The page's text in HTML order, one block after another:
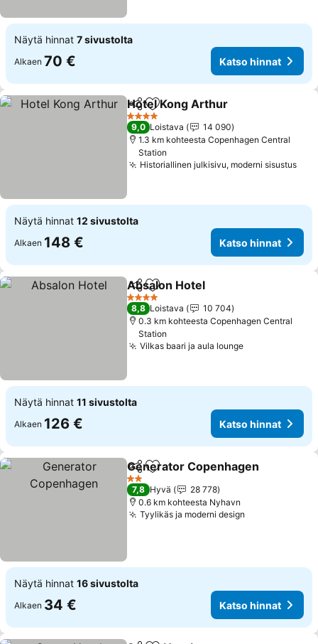
Näytä hinnat 7 sivustolta
Alkaen 70 € Katso hinnat
Jaa Lisää suosikkeihin
Hotel Kong Arthur
4 Tähtiluokitus
9,0 Loistava
14 090
1.3 km kohteesta Copenhagen Central
Station
Historiallinen julkisivu, moderni sisustus
Näytä hinnat 12 sivustolta
Alkaen 148 € Katso hinnat
Jaa Lisää suosikkeihin
Absalon Hotel
4 Tähtiluokitus
8,8 Loistava
10 704
0.3 km kohteesta Copenhagen Central
Station
Vilkas baari ja aula loungeKatso hinnat
Näytä hinnat 11 sivustolta
Alkaen 126 € Katso hinnat
Jaa Lisää suosikkeihin
Generator Copenhagen
2 Tähtiluokitus
7,8 Hyvä
28 778
0.6 km kohteesta Nyhavn
Tyylikäs ja moderni design
Näytä hinnat 16 sivustolta
Alkaen 34 € Katso hinnat